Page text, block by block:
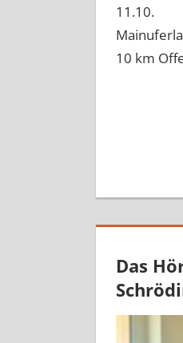
11.10.
10 km
Das